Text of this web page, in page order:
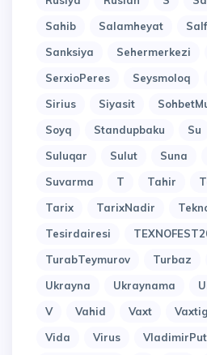
Sahib
Salamheyat
Sanksiya
Sehermerkezi
SerxioPeres
Seysmoloq
Sirius
Siyasit
Soyq
Standupbaku Su
Suluqar
Sulut Suna
Suvarma
T Tahir
Tarix
TarixNadir
Tesirdairesi
TurabTeymurov
Turbaz
Ukrayna
Ukraynama
V
Vahid Vaxt
Vida
Virus